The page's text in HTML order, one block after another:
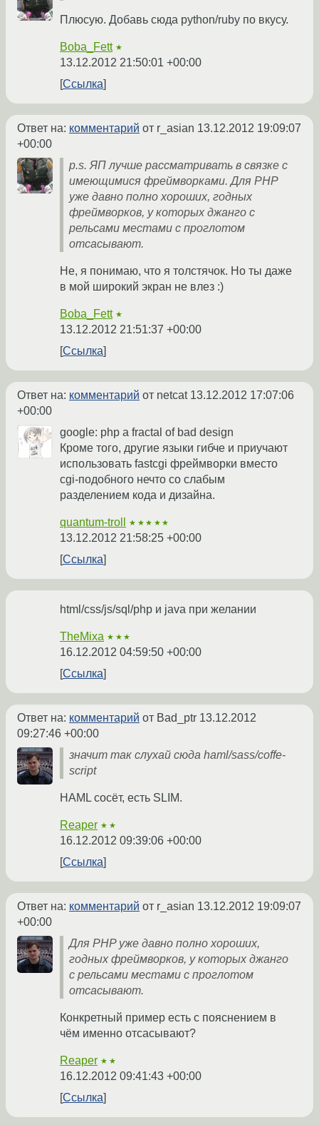
Плюсую. Добавь сюда python/ruby по вкусу.
Boba_Fett ★
13.12.2012 21:50:01 +00:00
Ссылка
Ответ на: комментарий от r_asian 13.12.2012 19:09:07
+00:00
p.s. ЯП лучше рассматривать в связке с
имеющимися фреймворками. Для PHP
уже давно полно хороших, годных
фреймворков, у которых джанго с
рельсами местами с проглотом
отсасывают.
Не, я понимаю, что я толстячок. Но ты даже
в мой широкий экран не влез :)
Boba_Fett ★
13.12.2012 21:51:37 +00:00
Ссылка
Ответ на: комментарий от netcat 13.12.2012 17:07:06
+00:00
google: php a fractal of bad design
Кроме того, другие языки гибче и приучают
использовать fastcgi фреймворки вместо
cgi-подобного нечто со слабым
разделением кода и дизайна.
quantum-troll ★★★★★
13.12.2012 21:58:25 +00:00
Ссылка
html/css/js/sql/php и java при желании
TheMixa ★★★
16.12.2012 04:59:50 +00:00
Ссылка
Ответ на: комментарий от Bad_ptr 13.12.2012
09:27:46 +00:00
значит так слухай сюда haml/sass/coffe-
script
HAML сосёт, есть SLIM.
Reaper ★★
16.12.2012 09:39:06 +00:00
Ссылка
Ответ на: комментарий от r_asian 13.12.2012 19:09:07
+00:00
Для PHP уже давно полно хороших,
годных фреймворков, у которых джанго
с рельсами местами с проглотом
отсасывают.
Конкретный пример есть с пояснением в
чём именно отсасывают?
Reaper ★★
16.12.2012 09:41:43 +00:00
Ссылка